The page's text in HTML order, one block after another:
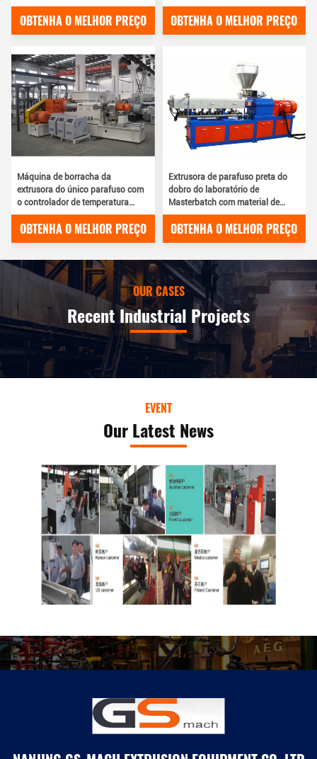
filme de Bopp
OBTENHA O MELHOR PREÇO
parafuso 3D com 1.75mm/3.0mm
OBTENHA O MELHOR PREÇO
Máquina de borracha da
extrusora do único parafuso com
o controlador de temperatura
220V/380V do molde
OBTENHA O MELHOR PREÇO
Extrusora de parafuso preta do
dobro do laboratório de
Masterbatch com material de
enchimento alto
OBTENHA O MELHOR PREÇO
OUR CASES
Recent Industrial Projects
EVENT
Our Latest News